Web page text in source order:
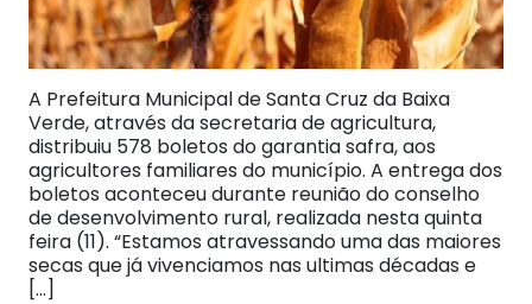
A Prefeitura Municipal de Santa Cruz da Baixa
Verde, através da secretaria de agricultura,
distribuiu 578 boletos do garantia safra, aos
agricultores familiares do município. A entrega dos
boletos aconteceu durante reunião do conselho
de desenvolvimento rural, realizada nesta quinta
feira (11). “Estamos atravessando uma das maiores
secas que já vivenciamos nas ultimas décadas e
[…]